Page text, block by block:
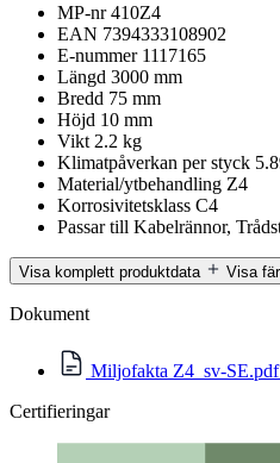
MP-nr 410Z4
EAN 7394333108902
E-nummer 1117165
Längd 3000 mm
Bredd 75 mm
Höjd 10 mm
Vikt 2.2 kg
Klimatpåverkan per styck
Material/ytbehandling Z4
Korrosivitetsklass C4
Passar till Kabelrännor,
Visa komplett produktdata Visa
Dokument
Miljofakta Z4_sv-SE.pdf
Certifieringar